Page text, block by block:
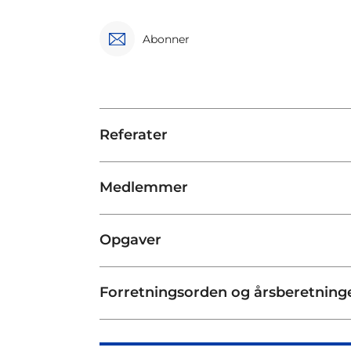
Abonner
Referater
Medlemmer
Opgaver
Forretningsorden og